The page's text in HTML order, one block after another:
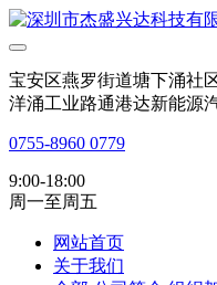
宝安区燕罗街道塘下涌社
洋涌工业路通港达新能源
0755-8960 0779
9:00-18:00
周一至周五
网站首页
关于我们